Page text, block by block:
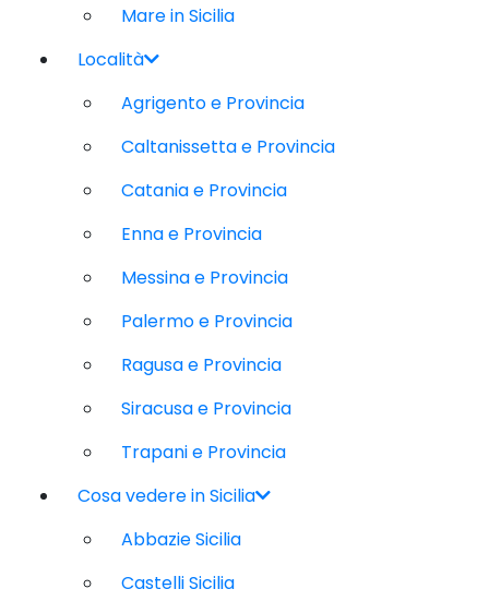
Mare in Sicilia
Località
Agrigento e Provincia
Caltanissetta e Provincia
Catania e Provincia
Enna e Provincia
Messina e Provincia
Palermo e Provincia
Ragusa e Provincia
Siracusa e Provincia
Trapani e Provincia
Cosa vedere in Sicilia
Abbazie Sicilia
Castelli Sicilia